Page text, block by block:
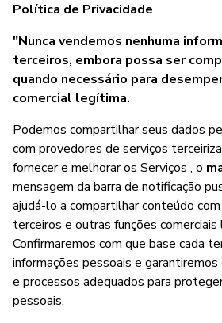
Política de Privacidade
"Nunca vendemos nenhuma
terceiros, embora possa ser
quando necessário para
comercial legítima.
Podemos compartilhar seus dados
com provedores de serviços
fornecer e melhorar os Serviços , o
mensagem da barra de notificação
ajudá-lo a compartilhar conteúdo
terceiros e outras funções
Confirmaremos com que base cada
informações pessoais e garantiremos
e processos adequados para
pessoais.